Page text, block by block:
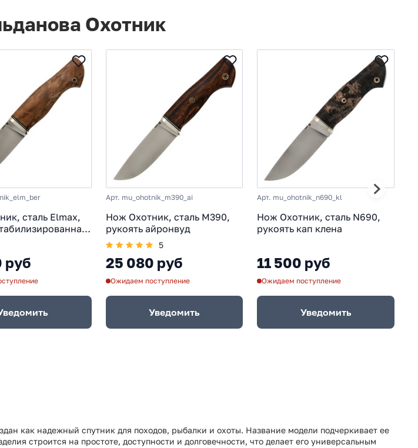
Охотник
сталь Elmax,
руб
Арт. mu_ohotnik_m390_ai
Нож Охотник, сталь M390,
рукоять айронвуд
5
25 080 руб
Ожидаем поступление
Уведомить
Арт. mu_ohotnik_n690_kl
Нож Охотник, сталь N690,
рукоять кап клена
11 500 руб
Ожидаем поступление
Уведомить
как надежный спутник для походов, рыбалки и охоты. Название модели подчеркивает ее
строится на простоте, доступности и долговечности, что делает его универсальным